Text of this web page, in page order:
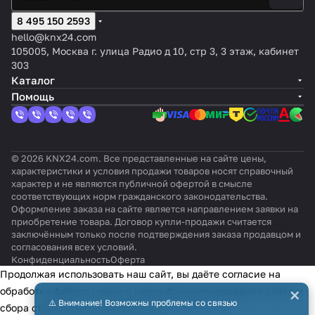
8 495 150 2593
hello@knx24.com
105005, Москва г. улица Радио д 10, стр 3, 3 этаж, кабинет
303
Каталог
Помощь
© 2026 KNX24.com. Все представленные на сайте цены,
характеристики и условия продажи товаров носят справочный
характер и не являются публичной офертой в смысле
соответствующих норм гражданского законодательства.
Оформление заказа на сайте является направлением заявки на
приобретение товара. Договор купли-продажи считается
заключённым только после подтверждения заказа продавцом и
согласования всех условий.
КонфиденциальностьОферта
⚠️ Внимание! Возможны проблемы со связью ×
Продолжая использовать наш сайт, вы даёте согласие на
обработку файлов cookie в целях функционирования сайта и
сбора статистики в соответствии сполитикой